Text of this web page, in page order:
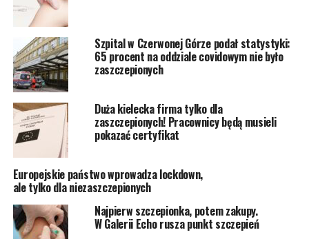
Szpital w Czerwonej Górze podał statystyki:
65 procent na oddziale covidowym nie było
zaszczepionych
Duża kielecka firma tylko dla
zaszczepionych! Pracownicy będą musieli
pokazać certyfikat
Europejskie państwo wprowadza lockdown,
ale tylko dla niezaszczepionych
Najpierw szczepionka, potem zakupy.
W Galerii Echo rusza punkt szczepień